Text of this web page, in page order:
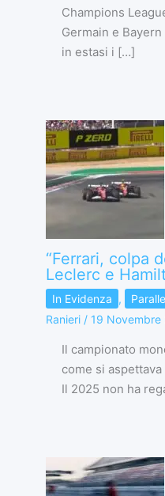
Champions
Germain e
in estasi i […]
“Ferrari, colpa
Leclerc e
In Evidenza ,
Ranieri / 19 Novembre
Il campionato
come si
Il 2025 non ha